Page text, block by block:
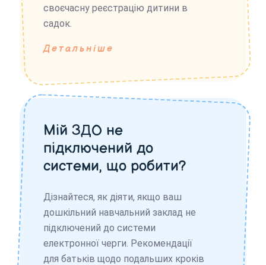
своєчасну реєстрацію дитини в
садок.
Детальніше
Мій ЗДО не
підключений до
системи, що робити?
Дізнайтеся, як діяти, якщо ваш
дошкільний навчальний заклад не
підключений до системи
електронної черги. Рекомендації
для батьків щодо подальших кроків